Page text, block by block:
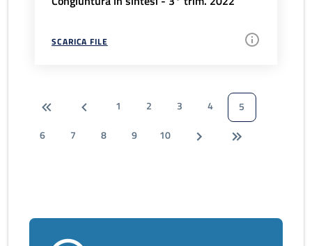
SCARICA FILE
1 2 3 4
5
6
7 8 9 10